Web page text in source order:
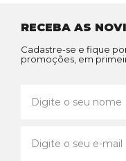
RECEBA AS
Cadastre-se e fique
promoções, em